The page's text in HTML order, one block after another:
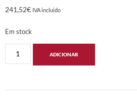
241,52€ IVA incluido
Em stock
ADICIONAR